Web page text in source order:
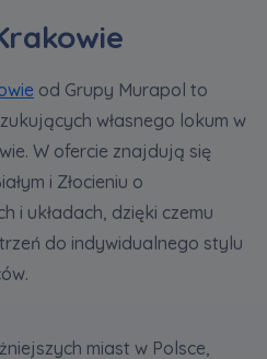
od Grupy Murapol to
własnego lokum w
W ofercie znajdują się
i Złocieniu o
i układach, dzięki czemu
do indywidualnego stylu
miast w Polsce,